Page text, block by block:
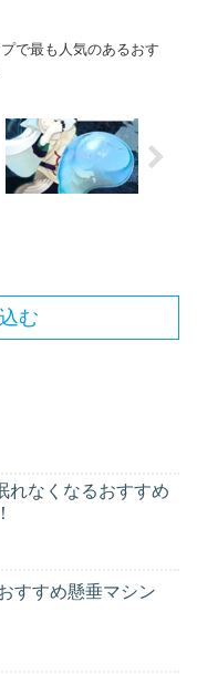
プで最も人気のあるおす
む
れなくなるおすすめ
すすめ懸垂マシン